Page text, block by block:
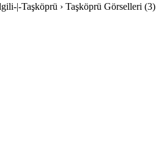
|-Taşköprü › Taşköprü Görselleri (3)